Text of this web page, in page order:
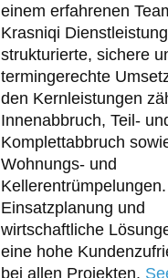
einem erfahrenen
Krasniqi
strukturierte, sichere
termingerechte
den Kernleistungen
Innenabbruch, Teil-
Komplettabbruch
Wohnungs- und
Einsatzplanung und
wirtschaftliche
eine hohe
bei allen Projekten.